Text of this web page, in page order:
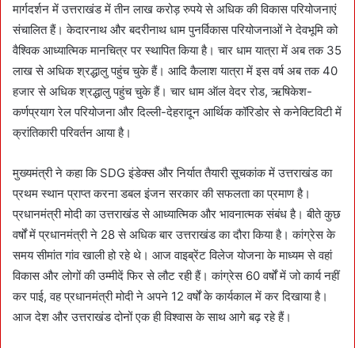
मार्गदर्शन में उत्तराखंड में तीन लाख करोड़ रुपये से अधिक की विकास परियोजनाएं
संचालित हैं। केदारनाथ और बदरीनाथ धाम पुनर्विकास परियोजनाओं ने देवभूमि को
वैश्विक आध्यात्मिक मानचित्र पर स्थापित किया है। चार धाम यात्रा में अब तक 35
लाख से अधिक श्रद्धालु पहुंच चुके हैं। आदि कैलाश यात्रा में इस वर्ष अब तक 40
हजार से अधिक श्रद्धालु पहुंच चुके हैं। चार धाम ऑल वेदर रोड, ऋषिकेश-
कर्णप्रयाग रेल परियोजना और दिल्ली-देहरादून आर्थिक कॉरिडोर से कनेक्टिविटी में
क्रांतिकारी परिवर्तन आया है।
मुख्यमंत्री ने कहा कि SDG इंडेक्स और निर्यात तैयारी सूचकांक में उत्तराखंड का
प्रथम स्थान प्राप्त करना डबल इंजन सरकार की सफलता का प्रमाण है।
प्रधानमंत्री मोदी का उत्तराखंड से आध्यात्मिक और भावनात्मक संबंध है। बीते कुछ
वर्षों में प्रधानमंत्री ने 28 से अधिक बार उत्तराखंड का दौरा किया है। कांग्रेस के
समय सीमांत गांव खाली हो रहे थे। आज वाइब्रेंट विलेज योजना के माध्यम से वहां
विकास और लोगों की उम्मीदें फिर से लौट रही हैं। कांग्रेस 60 वर्षों में जो कार्य नहीं
कर पाई, वह प्रधानमंत्री मोदी ने अपने 12 वर्षों के कार्यकाल में कर दिखाया है।
आज देश और उत्तराखंड दोनों एक ही विश्वास के साथ आगे बढ़ रहे हैं।